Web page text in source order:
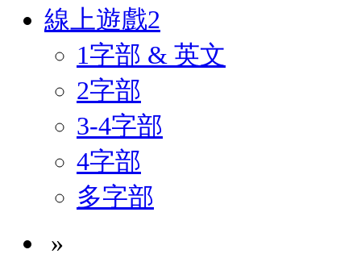
線上遊戲2
1字部 & 英文
2字部
3-4字部
4字部
多字部
»